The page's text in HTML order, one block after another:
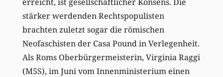
stärker werdenden Rechtspopulisten
brachten zuletzt sogar die römischen
Neofaschisten der Casa Pound in Verlegenheit.
Als Roms Oberbürgermeisterin, Virginia Raggi
(M5S), im Juni vom Innenministerium einen